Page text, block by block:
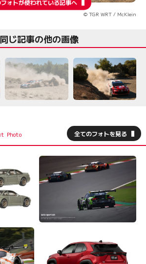
ォトが使われている記事へ
© TGR WRT / McKlein
同じ記事の他の画像
全てのフォトを見る